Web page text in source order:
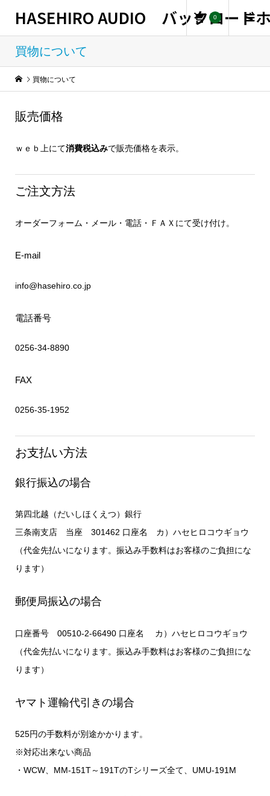
HASEHIRO AUDIO バックロード
0
買物について
買物について
販売価格
ｗｅｂ上にて消費税込みで販売価格を表示。
ご注文方法
オーダーフォーム・メール・電話・ＦＡＸにて受け付け。
E-mail
info@hasehiro.co.jp
電話番号
0256-34-8890
FAX
0256-35-1952
お支払い方法
銀行振込の場合
第四北越（だいしほくえつ）銀行
三条南支店 当座 301462 口座名 カ）ハセヒロコウギョウ
（代金先払いになります。振込み手数料はお客様のご負担にな
ります）
郵便局振込の場合
口座番号 00510-2-66490 口座名 カ）ハセヒロコウギョウ
（代金先払いになります。振込み手数料はお客様のご負担にな
ります）
ヤマト運輸代引きの場合
525円の手数料が別途かかります。
※対応出来ない商品
・WCW、MM-151T～191TのTシリーズ全て、UMU-191M